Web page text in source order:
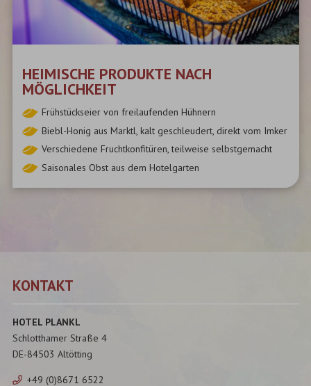
HEIMISCHE PRODUKTE NACH
MÖGLICHKEIT
Frühstückseier von freilaufenden Hühnern
Biebl-Honig aus Marktl, kalt geschleudert, direkt vom Imker
Verschiedene Fruchtkonfitüren, teilweise selbstgemacht
Saisonales Obst aus dem Hotelgarten
KONTAKT
HOTEL PLANKL
Schlotthamer Straße 4
DE-84503 Altötting
+49 (0)8671 6522